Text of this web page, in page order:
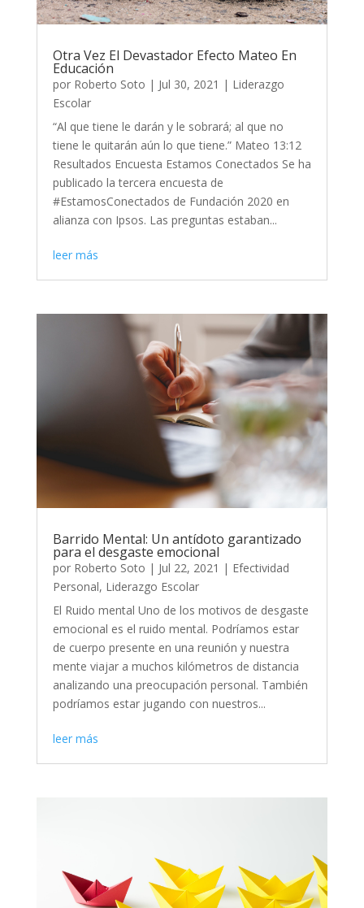
Otra Vez El Devastador Efecto Mateo En
Educación
por Roberto Soto | Jul 30, 2021 | Liderazgo
Escolar
“Al que tiene le darán y le sobrará; al que no
tiene le quitarán aún lo que tiene.” Mateo 13:12
Resultados Encuesta Estamos Conectados Se ha
publicado la tercera encuesta de
#EstamosConectados de Fundación 2020 en
alianza con Ipsos. Las preguntas estaban...
leer más
Barrido Mental: Un antídoto garantizado
para el desgaste emocional
por Roberto Soto | Jul 22, 2021 | Efectividad
Personal, Liderazgo Escolar
El Ruido mental Uno de los motivos de desgaste
emocional es el ruido mental. Podríamos estar
de cuerpo presente en una reunión y nuestra
mente viajar a muchos kilómetros de distancia
analizando una preocupación personal. También
podríamos estar jugando con nuestros...
leer más